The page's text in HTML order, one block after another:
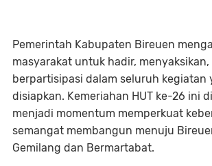
Pemerintah Kabupaten Bireuen
masyarakat untuk hadir, menyaksikan,
berpartisipasi dalam seluruh kegiatan
disiapkan. Kemeriahan HUT ke-26 ini
menjadi momentum memperkuat
semangat membangun menuju
Gemilang dan Bermartabat.